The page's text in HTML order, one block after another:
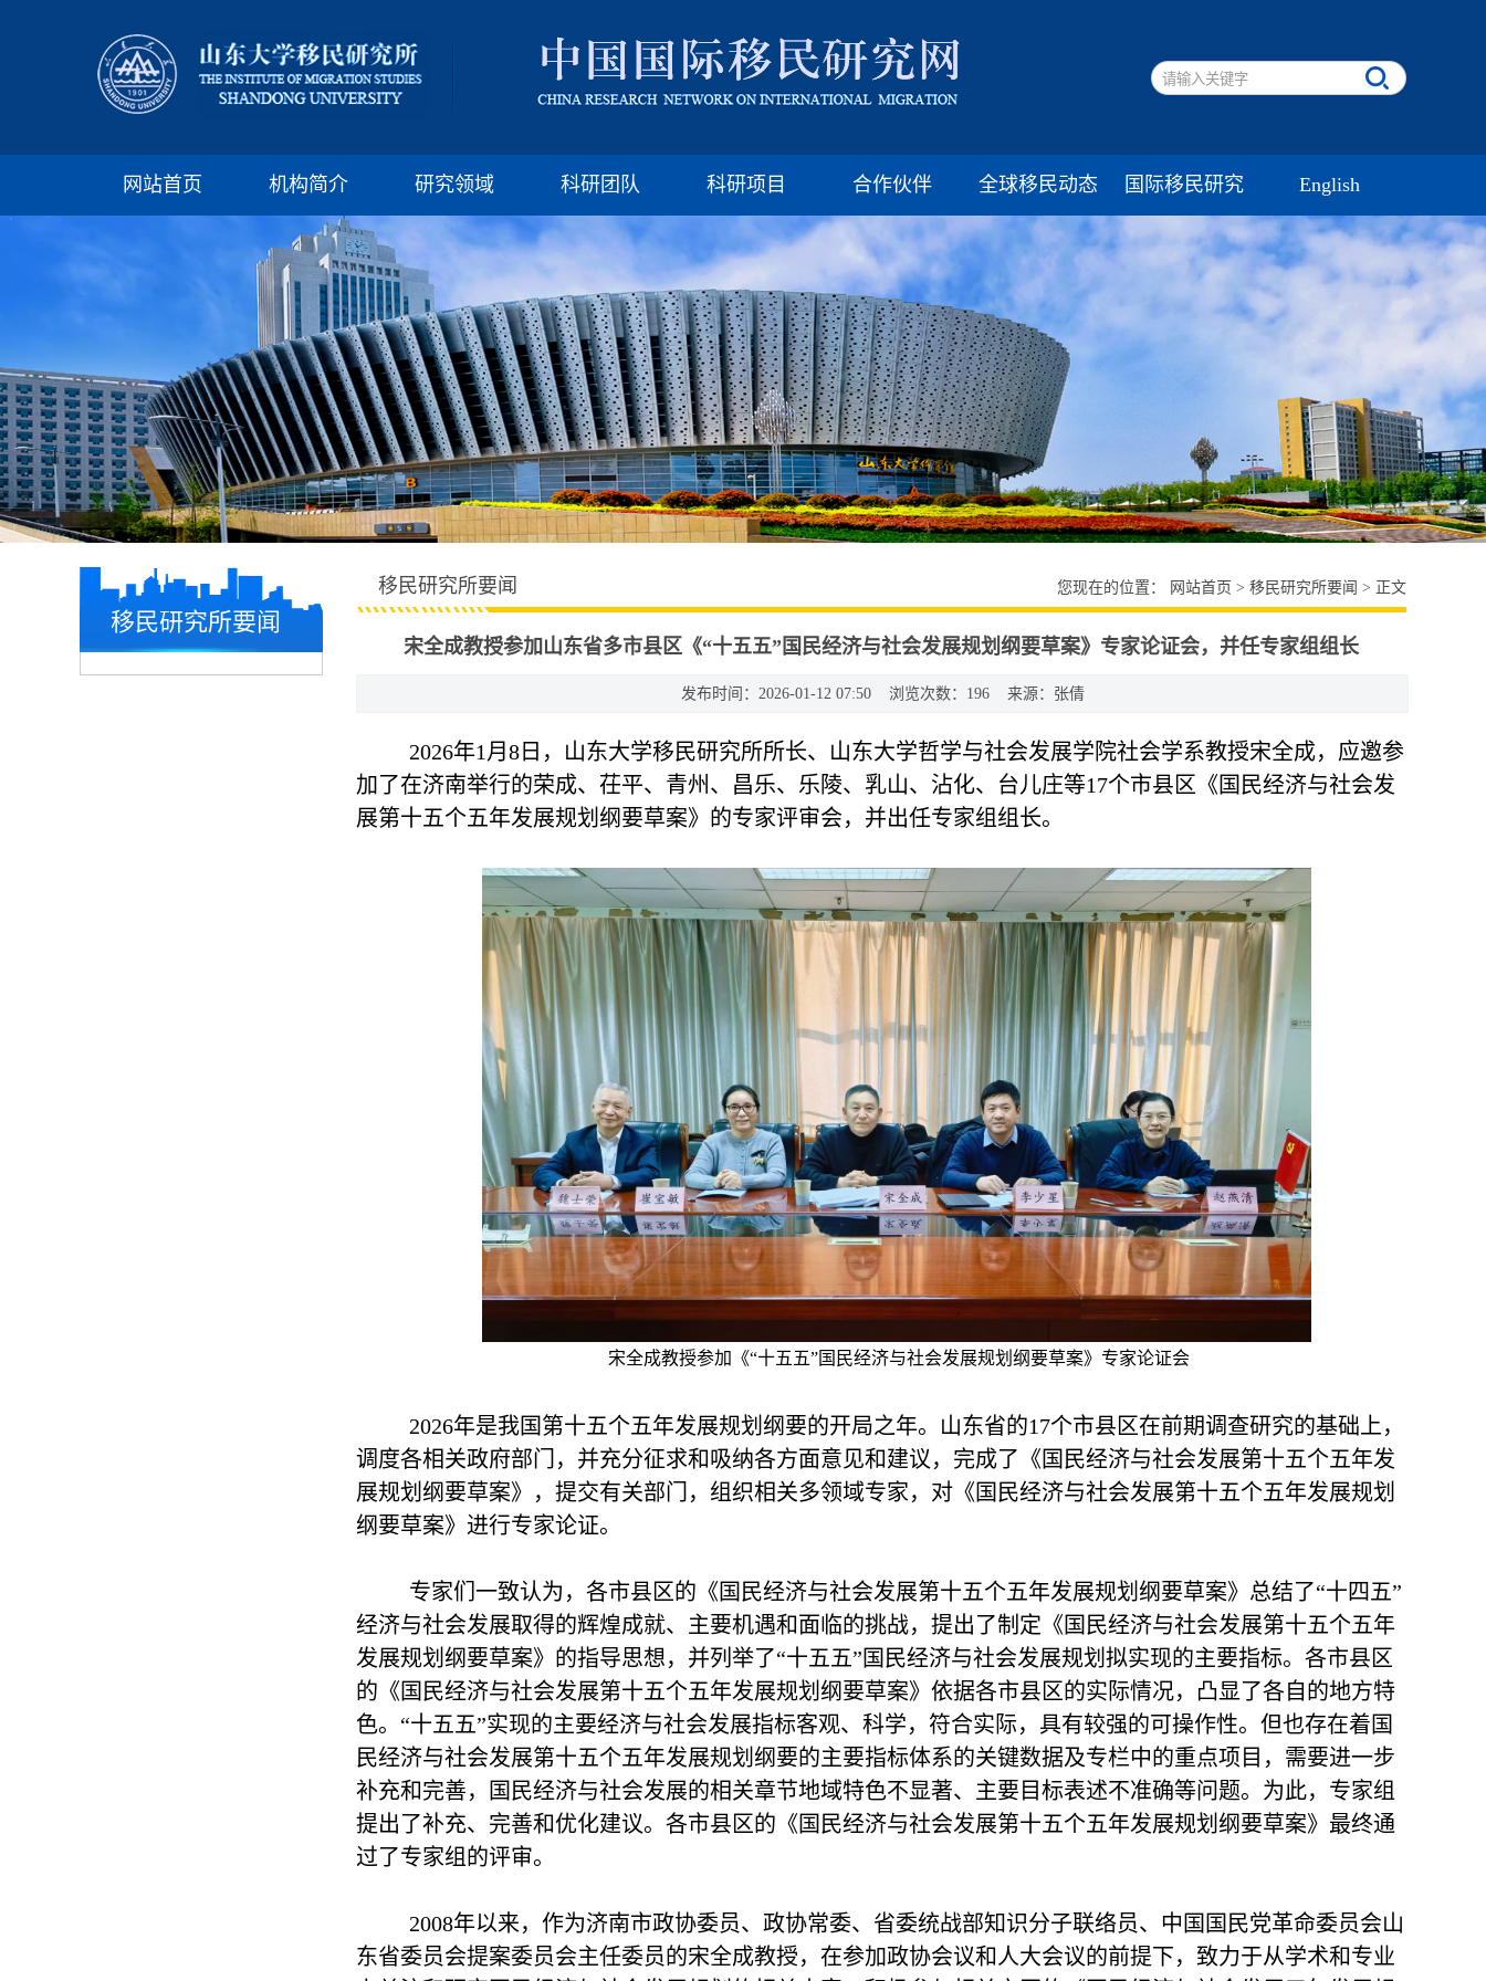
网站首页 机构简介 研究领域 科研团队 科研项目 合作伙伴 全球移民动态 国际移民研究 English
移民研究所要闻
移民研究所要闻 您现在的位置： 网站首页 > 移民研究所要闻 > 正文
宋全成教授参加山东省多市县区《“十五五”国民经济与社会发展规划纲要草案》专家论证会，并任专家组组长
发布时间：2026-01-12 07:50 浏览次数： 196来源：张倩
2026年1月8日，山东大学移民研究所所长、山东大学哲学与社会发展学院社会学系教授宋全成， 应邀参
加了在济南举行的荣成、茌平、青州、昌乐、乐陵、乳山、沾化、台儿庄等17个市县区《国民经济与社会发
展第十五个五年发展规划纲要草案》的专家评审会，并出任专家组组长。
宋全成教授参加《“十五五”国民经济与社会发展规划纲要草案》专家论证会
2026年是我国第十五个五年发展规划纲要的开局之年。山东省的17个市县区在前期调查研究的基础上，
调度各相关政府部门，并充分征求和吸纳各方面意见和建议，完成了 《 国民经济与社会发展第十五个五年发
展规划纲要草案》，提交有关部门，组织相关多领域专家，对 《 国民经济与社会发展第十五个五年发展规划
纲要草案》进行专家论证。
专家们一致认为，各市县区的《国民经济与社会发展第十五个五年发展规划纲要草案》总结了“十四五”
经济与社会发展取得的辉煌成就、主要机遇和面临的挑战，提出了制定《国民经济与社会发展第十五个五年
发展规划纲要草案》的指导思想，并列举了“十五五”国民经济与社会发展规划拟实现的主要指标。各市县区
的《国民经济与社会发展第十五个五年发展规划纲要草案》依据各市县区的实际情况，凸显了各自的地方特
色。“十五五”实现的主要经济与社会发展指标客观、科学，符合实际，具有较强的可操作性。但也存在着国
民经济与社会发展第十五个五年发展规划纲要的主要指标体系的关键数据及专栏中的重点项目，需要进一步
补充和完善，国民经济与社会发展的相关章节地域特色不显著、主要目标表述不准确等问题。为此，专家组
提出了补充、完善和优化建议。各市县区的《国民经济与社会发展第十五个五年发展规划纲要草案》最终通
过了专家组的评审。
2008年以来，作为济南市政协委员、政协常委、省委统战部知识分子联络员、中国国民党革命委员会山
东省委员会提案委员会主任委员的宋全成教授，在参加政协会议和人大会议的前提下，致力于从学术和专业
版权所有：山东大学移民研究所 济南市山大南路27号
邮编:250100 电话:(86)-531-88377009 Email: imssdu@126.com